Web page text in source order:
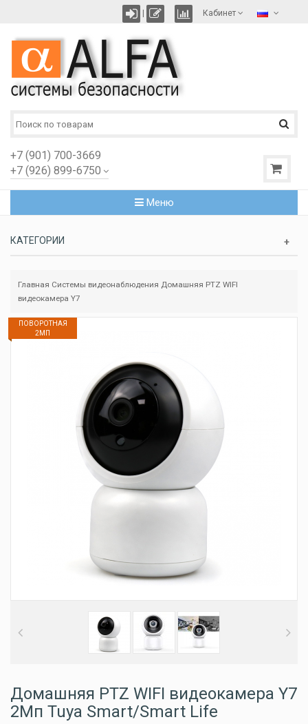
Кабинет
+7 (901) 700-3669
+7 (926) 899-6750
Меню
КАТЕГОРИИ
Главная Системы видеонаблюдения Домашняя PTZ WIFI
видеокамера Y7
ПОВОРОТНАЯ
2МП
Домашняя PTZ WIFI видеокамера Y7
2Мп Tuya Smart/Smart Life